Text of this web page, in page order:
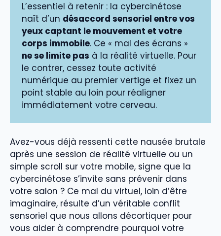
L’essentiel à retenir : la cybercinétose
naît d’un désaccord sensoriel entre vos
yeux captant le mouvement et votre
corps immobile. Ce « mal des écrans »
ne se limite pas à la réalité virtuelle. Pour
le contrer, cessez toute activité
numérique au premier vertige et fixez un
point stable au loin pour réaligner
immédiatement votre cerveau.
Avez-vous déjà ressenti cette nausée brutale
après une session de réalité virtuelle ou un
simple scroll sur votre mobile, signe que la
cybercinétose s’invite sans prévenir dans
votre salon ? Ce mal du virtuel, loin d’être
imaginaire, résulte d’un véritable conflit
sensoriel que nous allons décortiquer pour
vous aider à comprendre pourquoi votre